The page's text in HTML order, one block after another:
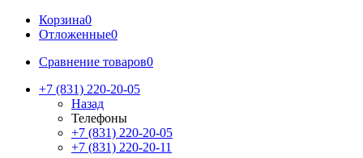
Корзина0
Отложенные0
Сравнение товаров0
+7 (831) 220-20-05
Назад
Телефоны
+7 (831) 220-20-05
+7 (831) 220-20-11